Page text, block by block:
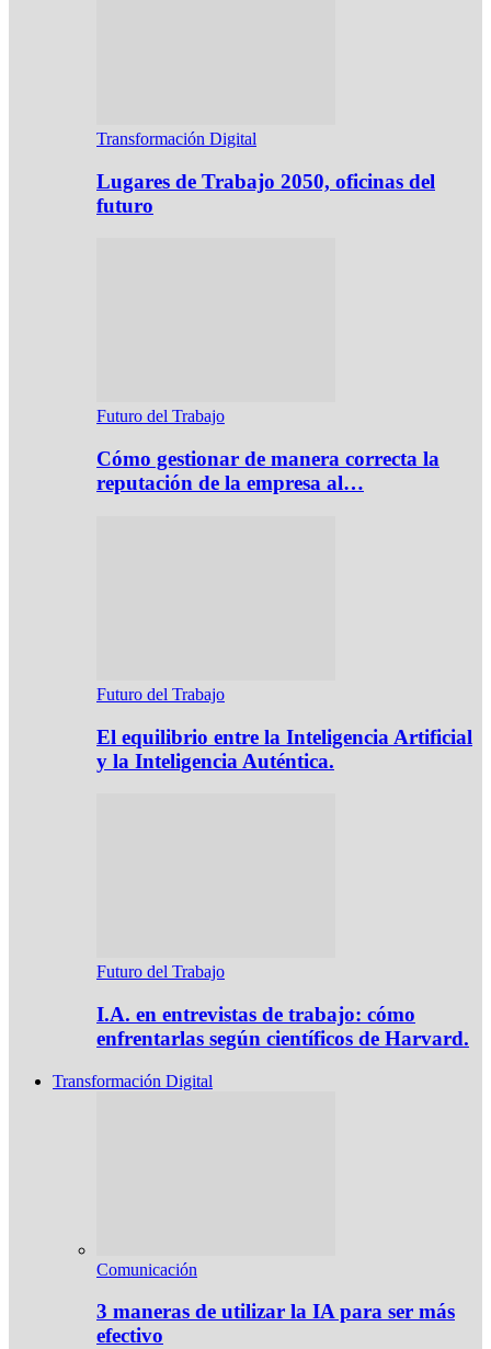
Transformación Digital
Lugares de Trabajo 2050, oficinas del
futuro
Futuro del Trabajo
Cómo gestionar de manera correcta la
reputación de la empresa al…
Futuro del Trabajo
El equilibrio entre la Inteligencia Artificial
y la Inteligencia Auténtica.
Futuro del Trabajo
I.A. en entrevistas de trabajo: cómo
enfrentarlas según científicos de Harvard.
Transformación Digital
Comunicación
3 maneras de utilizar la IA para ser más
efectivo